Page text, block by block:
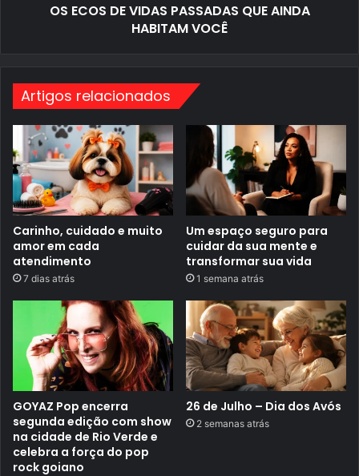
S
D
S
Q
E
A
I
D
A
H
A
B
I
T
OS ECOS DE VIDAS PASSADAS QUE AINDA
HABITAM VOCÊ
Artigos relacionados
Carinho, cuidado e muito
amor em cada
atendimento
7 dias atrás
Um espaço seguro para
cuidar da sua mente e
transformar sua vida
1 semana atrás
GOYAZ Pop encerra
segunda edição com show
na cidade de Rio Verde e
celebra a força do pop
rock goiano
26 de Julho – Dia dos Avós
2 semanas atrás